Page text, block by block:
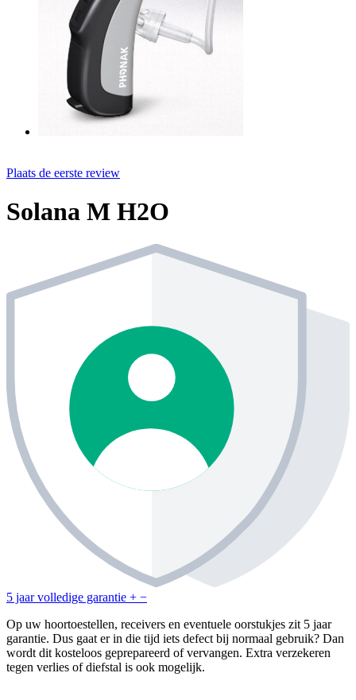
Plaats de eerste review
Solana M H2O
5 jaar volledige garantie + −
Op uw hoortoestellen, receivers en eventuele oorstukjes zit 5 jaar
garantie. Dus gaat er in die tijd iets defect bij normaal gebruik? Dan
wordt dit kosteloos geprepareerd of vervangen. Extra verzekeren
tegen verlies of diefstal is ook mogelijk.